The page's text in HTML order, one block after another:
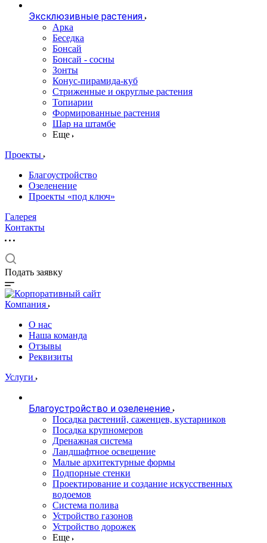
Эксклюзивные растения
Арка
Беседка
Бонсай
Бонсай - сосны
Зонты
Конус-пирамида-куб
Стриженные и округлые растения
Топиарии
Формированные растения
Шар на штамбе
Еще
Проекты
Благоустройство
Озеленение
Проекты «под ключ»
Галерея
Контакты
Подать заявку
Компания
О нас
Наша команда
Отзывы
Реквизиты
Услуги
Благоустройство и озеленение
Посадка растений, саженцев, кустарников
Посадка крупномеров
Дренажная система
Ландшафтное освещение
Малые архитектурные формы
Подпорные стенки
Проектирование и создание искусственных
водоемов
Система полива
Устройство газонов
Устройство дорожек
Еще